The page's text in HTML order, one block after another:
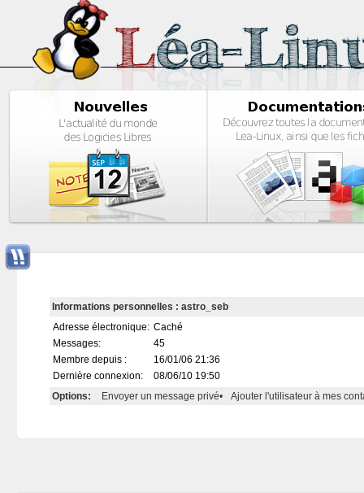
Informations personnelles : astro_seb
Adresse électronique: Caché
Messages:
45
Membre depuis :
16/01/06 21:36
Dernière connexion:
08/06/10 19:50
Options:
Envoyer un message privé• Ajouter l'utilisateur à mes